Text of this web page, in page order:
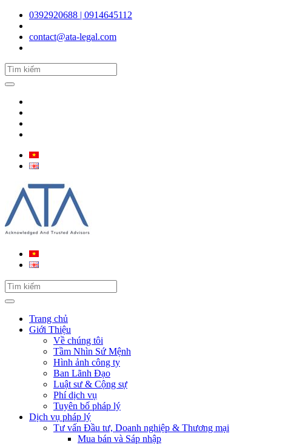
0392920688 | 0914645112
contact@ata-legal.com
Trang chủ
Giới Thiệu
Về chúng tôi
Tầm Nhìn Sứ Mệnh
Hình ảnh công ty
Ban Lãnh Đạo
Luật sư & Cộng sự
Phí dịch vụ
Tuyên bố pháp lý
Dịch vụ pháp lý
Tư vấn Đầu tư, Doanh nghiệp & Thương mại
Mua bán và Sáp nhập